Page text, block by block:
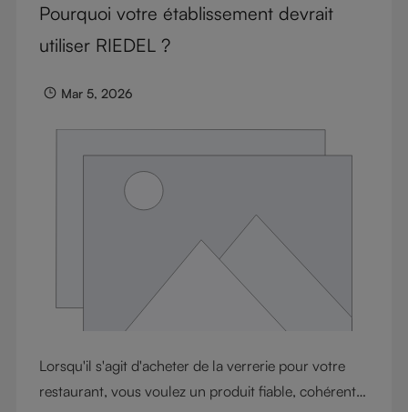
Pourquoi votre établissement devrait
utiliser RIEDEL ?
Mar 5, 2026
Lorsqu'il s'agit d'acheter de la verrerie pour votre
restaurant, vous voulez un produit fiable, cohérent